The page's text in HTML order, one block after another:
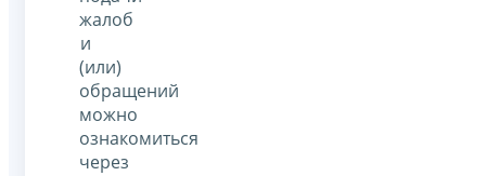
жалоб
и
(или)
обращений
можно
ознакомиться
через